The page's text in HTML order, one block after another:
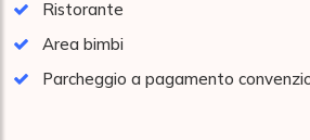
Ristorante
Area bimbi
Parcheggio a pagamento